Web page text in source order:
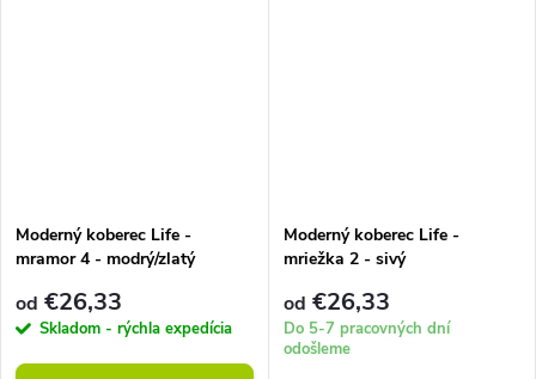
Moderný koberec Life -
mramor 4 - modrý/zlatý
od €26,33
Skladom - rýchla expedícia
Moderný koberec Life -
mriežka 2 - sivý
od €26,33
Do 5-7 pracovných dní
odošleme